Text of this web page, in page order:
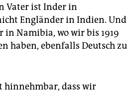
Vater ist Inder in
Engländer in Indien. Und
in Namibia, wo wir bis 1919
haben, ebenfalls Deutsch zu
hinnehmbar, dass wir